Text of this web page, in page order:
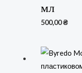
мл
500,00₴